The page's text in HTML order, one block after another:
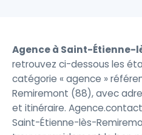
Agence à Saint-Étienne-
retrouvez ci-dessous les
catégorie « agence »
Remiremont (88), avec
et itinéraire.
Saint-Étienne-lès-